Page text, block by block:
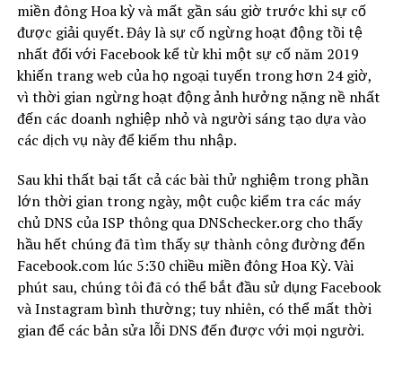
miền đông Hoa kỳ và mất gần sáu giờ trước khi sự cố
được giải quyết. Đây là sự cố ngừng hoạt động tồi tệ
nhất đối với Facebook kể từ khi một sự cố năm 2019
khiến trang web của họ ngoại tuyến trong hơn 24 giờ,
vì thời gian ngừng hoạt động ảnh hưởng nặng nề nhất
đến các doanh nghiệp nhỏ và người sáng tạo dựa vào
các dịch vụ này để kiếm thu nhập.
Sau khi thất bại tất cả các bài thử nghiệm trong phần
lớn thời gian trong ngày, một cuộc kiểm tra các máy
chủ DNS của ISP thông qua DNSchecker.org cho thấy
hầu hết chúng đã tìm thấy sự thành công đường đến
Facebook.com lúc 5:30 chiều miền đông Hoa Kỳ. Vài
phút sau, chúng tôi đã có thể bắt đầu sử dụng Facebook
và Instagram bình thường; tuy nhiên, có thể mất thời
gian để các bản sửa lỗi DNS đến được với mọi người.